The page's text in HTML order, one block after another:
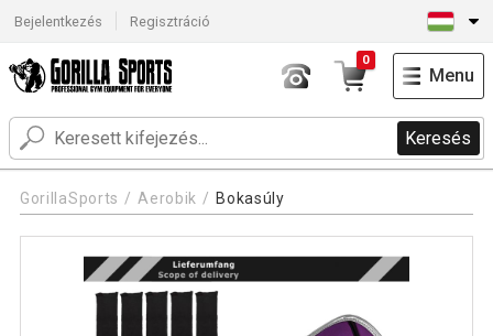
Bejelentkezés Regisztráció
Keresés
0
Menu
GorillaSports Aerobik Bokasúly